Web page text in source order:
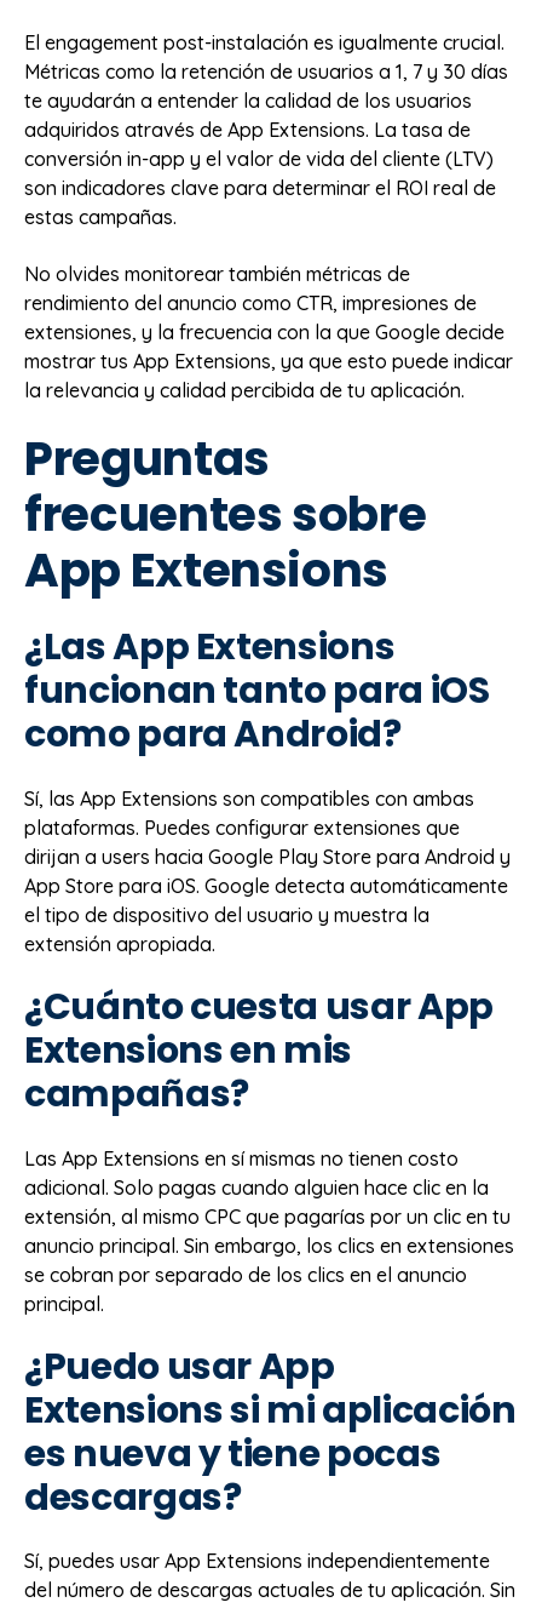
El engagement post-instalación es igualmente crucial.
Métricas como la retención de usuarios a 1, 7 y 30 días
te ayudarán a entender la calidad de los usuarios
adquiridos através de App Extensions. La tasa de
conversión in-app y el valor de vida del cliente (LTV)
son indicadores clave para determinar el ROI real de
estas campañas.
No olvides monitorear también métricas de
rendimiento del anuncio como CTR, impresiones de
extensiones, y la frecuencia con la que Google decide
mostrar tus App Extensions, ya que esto puede indicar
la relevancia y calidad percibida de tu aplicación.
Preguntas
frecuentes sobre
App Extensions
¿Las App Extensions
funcionan tanto para iOS
como para Android?
Sí, las App Extensions son compatibles con ambas
plataformas. Puedes configurar extensiones que
dirijan a users hacia Google Play Store para Android y
App Store para iOS. Google detecta automáticamente
el tipo de dispositivo del usuario y muestra la
extensión apropiada.
¿Cuánto cuesta usar App
Extensions en mis
campañas?
Las App Extensions en sí mismas no tienen costo
adicional. Solo pagas cuando alguien hace clic en la
extensión, al mismo CPC que pagarías por un clic en tu
anuncio principal. Sin embargo, los clics en extensiones
se cobran por separado de los clics en el anuncio
principal.
¿Puedo usar App
Extensions si mi aplicación
es nueva y tiene pocas
descargas?
Sí, puedes usar App Extensions independientemente
del número de descargas actuales de tu aplicación. Sin